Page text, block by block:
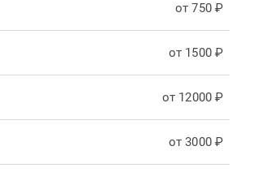
от 750 ₽
от 1500 ₽
от 12000 ₽
от 3000 ₽